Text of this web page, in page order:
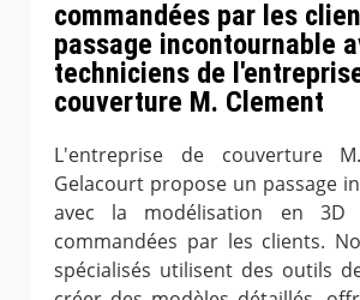
commandées par les
passage incontournable
techniciens de
couverture M. Clement
L'entreprise de couverture
Gelacourt propose un passage
avec la modélisation en 3D
commandées par les clients.
spécialisés utilisent des outils